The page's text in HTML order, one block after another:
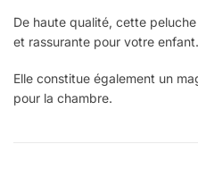
De haute qualité, cette
et rassurante pour votre enfant.
Elle constitue également un
pour la chambre.